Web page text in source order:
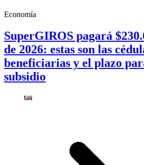
Economía
SuperGIROS pagará
de 2026: estas son las
beneficiarias y el plazo
subsidio